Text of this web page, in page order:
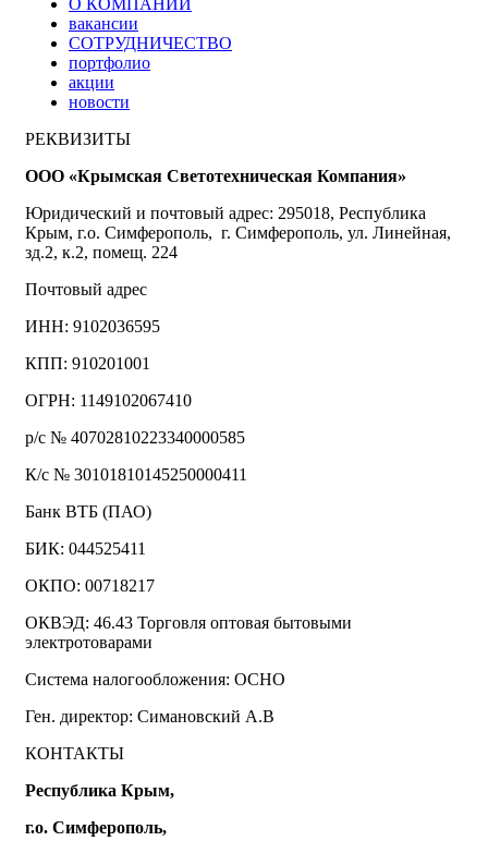
вакансии
СОТРУДНИЧЕСТВО
портфолио
акции
новости
РЕКВИЗИТЫ
ООО «Крымская Светотехническая Компания»
Юридический и почтовый адрес: 295018, Республика
Крым, г.о. Симферополь, г. Симферополь, ул. Линейная,
зд.2, к.2, помещ. 224
Почтовый адрес
ИНН: 9102036595
КПП: 910201001
ОГРН: 1149102067410
р/с № 40702810223340000585
К/с № 30101810145250000411
Банк ВТБ (ПАО)
БИК: 044525411
ОКПО: 00718217
ОКВЭД: 46.43 Торговля оптовая бытовыми
электротоварами
Система налогообложения: ОСНО
Ген. директор: Симановский А.В
КОНТАКТЫ
Республика Крым,
г.о. Симферополь,